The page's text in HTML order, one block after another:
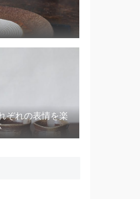
ぞれの表情を楽